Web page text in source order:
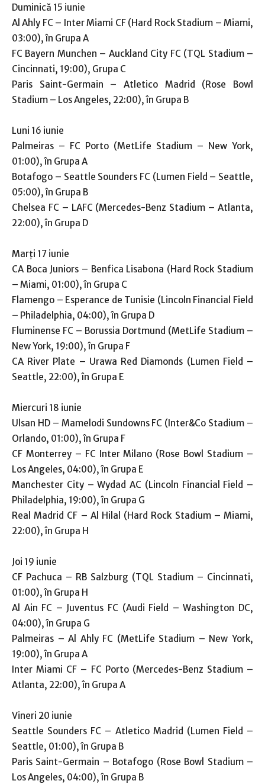
Duminică 15 iunie
Al Ahly FC – Inter Miami CF (Hard Rock Stadium – Miami,
03:00), în Grupa A
FC Bayern Munchen – Auckland City FC (TQL Stadium –
Cincinnati, 19:00), Grupa C
Paris Saint-Germain – Atletico Madrid (Rose Bowl
Stadium – Los Angeles, 22:00), în Grupa B
Luni 16 iunie
Palmeiras – FC Porto (MetLife Stadium – New York,
01:00), în Grupa A
Botafogo – Seattle Sounders FC (Lumen Field – Seattle,
05:00), în Grupa B
Chelsea FC – LAFC (Mercedes-Benz Stadium – Atlanta,
22:00), în Grupa D
Marți 17 iunie
CA Boca Juniors – Benfica Lisabona (Hard Rock Stadium
– Miami, 01:00), în Grupa C
Flamengo – Esperance de Tunisie (Lincoln Financial Field
– Philadelphia, 04:00), în Grupa D
Fluminense FC – Borussia Dortmund (MetLife Stadium –
New York, 19:00), în Grupa F
CA River Plate – Urawa Red Diamonds (Lumen Field –
Seattle, 22:00), în Grupa E
Miercuri 18 iunie
Ulsan HD – Mamelodi Sundowns FC (Inter&Co Stadium –
Orlando, 01:00), în Grupa F
CF Monterrey – FC Inter Milano (Rose Bowl Stadium –
Los Angeles, 04:00), în Grupa E
Manchester City – Wydad AC (Lincoln Financial Field –
Philadelphia, 19:00), în Grupa G
Real Madrid CF – Al Hilal (Hard Rock Stadium – Miami,
22:00), în Grupa H
Joi 19 iunie
CF Pachuca – RB Salzburg (TQL Stadium – Cincinnati,
01:00), în Grupa H
Al Ain FC – Juventus FC (Audi Field – Washington DC,
04:00), în Grupa G
Palmeiras – Al Ahly FC (MetLife Stadium – New York,
19:00), în Grupa A
Inter Miami CF – FC Porto (Mercedes-Benz Stadium –
Atlanta, 22:00), în Grupa A
Vineri 20 iunie
Seattle Sounders FC – Atletico Madrid (Lumen Field –
Seattle, 01:00), în Grupa B
Paris Saint-Germain – Botafogo (Rose Bowl Stadium –
Los Angeles, 04:00), în Grupa B